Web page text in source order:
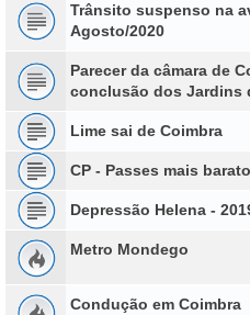
Trânsito suspenso na
Agosto/2020
Parecer da câmara de
conclusão dos Jardins
Lime sai de Coimbra
CP - Passes mais
Depressão Helena -
Metro Mondego
Condução em Coimbra